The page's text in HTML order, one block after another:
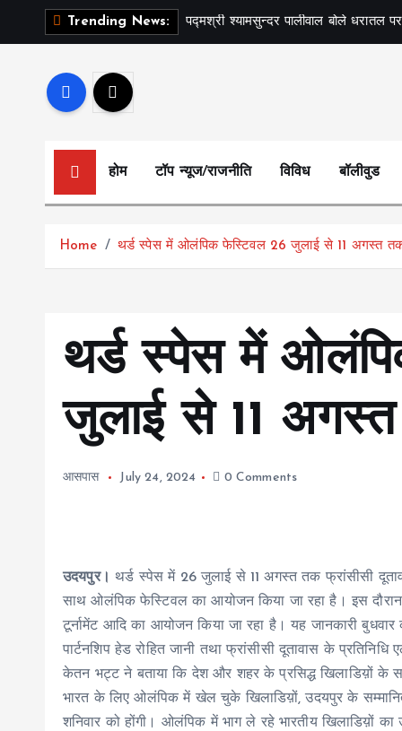
Trending News: पद्मश्री श्यामसुन्दर पालीवाल बोले धरातल
होम टॉप न्यूज/राजनीति विविध बॉलीवुड
Home थर्ड स्पेस में ओलंपिक फेस्टिवल 26 जुलाई से 11 अगस्त
थर्ड स्पेस में
जुलाई से 11
आसपास July 24, 2024 0 Comments
उदयपुर।
थर्ड स्पेस में 26 जुलाई से 11 अगस्त तक फ्रांसीसी
साथ ओलंपिक फेस्टिवल का आयोजन किया जा रहा है। इस
टूर्नामेंट आदि का आयोजन किया जा रहा है। यह जानकारी
पार्टनशिप हेड रोहित जानी तथा फ्रांसीसी दूतावास के प्रतिनिधि
केतन भट्ट ने बताया कि देश और शहर के प्रसिद्ध खिलाडिय़ों के
भारत के लिए ओलंपिक में खेल चुके खिलाडिय़ों, उदयपुर के
शनिवार को होंगी। ओलंपिक में भाग ले रहे भारतीय खिलाडिय़ों